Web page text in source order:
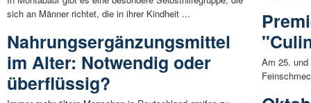
sich an Männer richtet, die in ihrer Kindheit ...
Nahrungsergänzungsmittel
im Alter: Notwendig oder
überflüssig?
Am 25.